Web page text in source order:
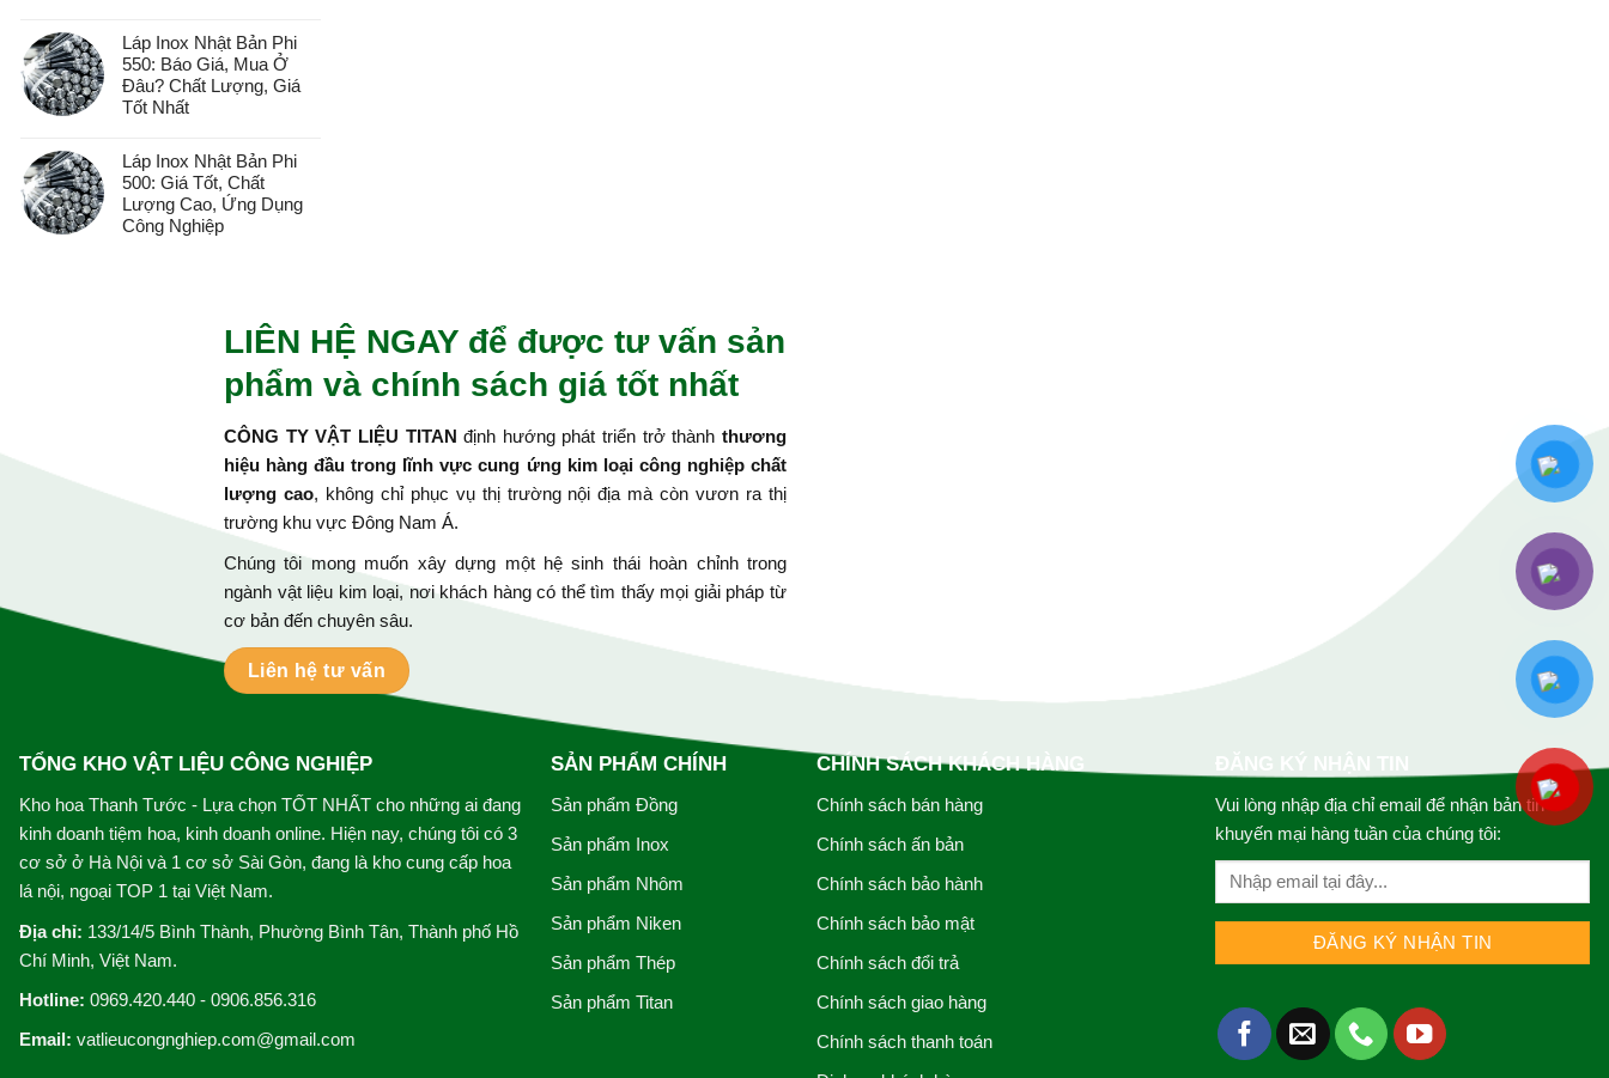
Láp Inox Nhật Bản Phi
550: Báo Giá, Mua Ở
Đâu? Chất Lượng, Giá
Tốt Nhất
Láp Inox Nhật Bản Phi
500: Giá Tốt, Chất
Lượng Cao, Ứng Dụng
Công Nghiệp
LIÊN HỆ NGAY để được tư vấn sản
phẩm và chính sách giá tốt nhất
CÔNG TY VẬT LIỆU TITAN định hướng phát triển trở thànhthương
hiệu hàng đầu trong lĩnh vực cung ứng kim loại công nghiệp chất
lượng cao, không chỉ phục vụ thị trường nội địa mà còn vươn ra thị
trường khu vực Đông Nam Á.
Chúng tôi mong muốn xây dựng một hệ sinh thái hoàn chỉnh trong
ngành vật liệu kim loại, nơi khách hàng có thể tìm thấy mọi giải pháp từ
cơ bản đến chuyên sâu.
Liên hệ tư vấn
TỔNG KHO VẬT LIỆU CÔNG NGHIỆP
Kho hoa Thanh Tước - Lựa chọn TỐT NHẤT cho những ai đang
kinh doanh tiệm hoa, kinh doanh online. Hiện nay, chúng tôi có 3
cơ sở ở Hà Nội và 1 cơ sở Sài Gòn, đang là kho cung cấp hoa
lá nội, ngoại TOP 1 tại Việt Nam.
Địa chỉ: 133/14/5 Bình Thành, Phường Bình Tân, Thành phố Hồ
Chí Minh, Việt Nam.
Hotline: 0969.420.440 - 0906.856.316
Email: vatlieucongnghiep.com@gmail.com
SẢN PHẨM CHÍNH
Sản phẩm Đồng
Sản phẩm Inox
Sản phẩm Nhôm
Sản phẩm Niken
Sản phẩm Thép
Sản phẩm Titan
CHÍNH SÁCH KHÁCH HÀNG
Chính sách bán hàng
Chính sách ấn bản
Chính sách bảo hành
Chính sách bảo mật
Chính sách đổi trả
Chính sách giao hàng
Chính sách thanh toán
Vui lòng nhập địa chỉ email để nhận bản tin
khuyến mại hàng tuần của chúng tôi: